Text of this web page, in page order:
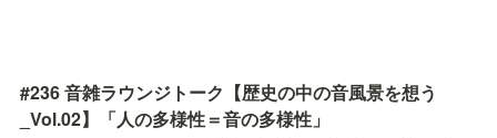
#236 音雑ラウンジトーク【歴史の中の音風景を想う
_Vol.02】「人の多様性＝音の多様性」